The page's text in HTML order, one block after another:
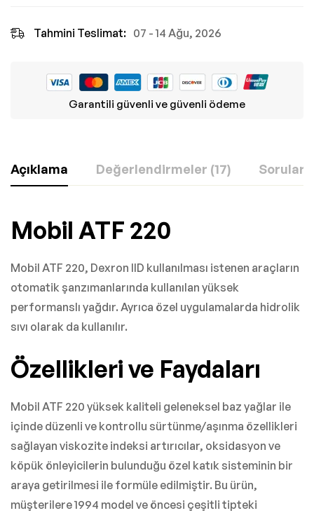
Tahmini Teslimat: 07 - 14 Ağu, 2026
Garantili güvenli ve güvenli ödeme
Açıklama Değerlendirmeler (17) Sorular
Mobil ATF 220
Mobil ATF 220, Dexron IID kullanılması istenen araçların
otomatik şanzımanlarında kullanılan yüksek
performanslı yağdır. Ayrıca özel uygulamalarda hidrolik
sıvı olarak da kullanılır.
Özellikleri ve Faydaları
Mobil ATF 220 yüksek kaliteli geleneksel baz yağlar ile
içinde düzenli ve kontrollu sürtünme/aşınma özellikleri
sağlayan viskozite indeksi artırıcılar, oksidasyon ve
köpük önleyicilerin bulunduğu özel katık sisteminin bir
araya getirilmesi ile formüle edilmiştir. Bu ürün,
müşterilere 1994 model ve öncesi çeşitli tipteki